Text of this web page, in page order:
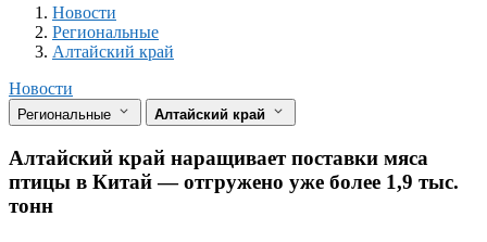
Новости
Разделы
Новости
Региональные
Алтайский край
Новости
Региональные Алтайский край
Алтайский край наращивает поставки мяса
птицы в Китай — отгружено уже более 1,9 тыс.
тонн